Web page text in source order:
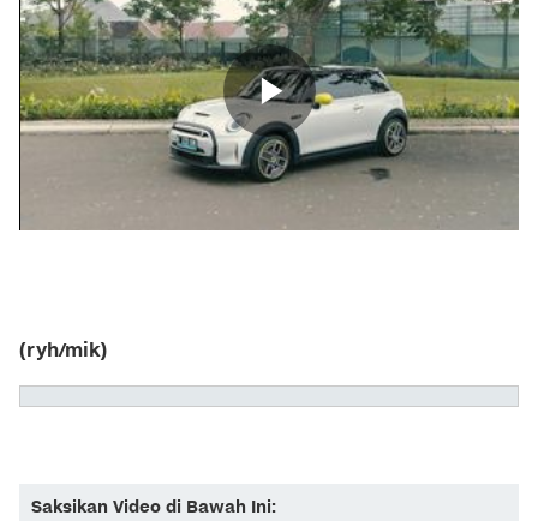
(ryh/mik)
Saksikan Video di Bawah Ini: